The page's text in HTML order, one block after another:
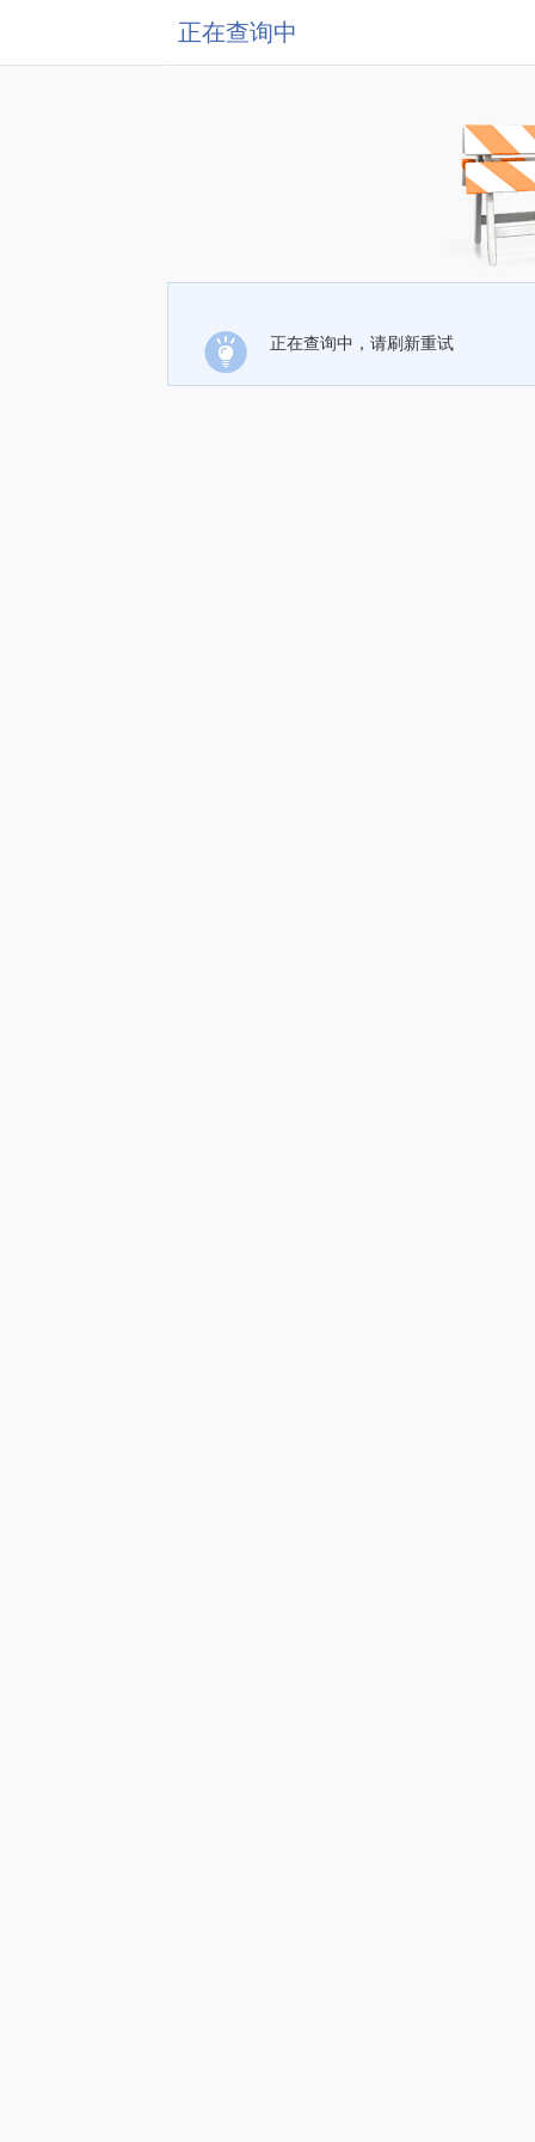
正在查询中
正在查询中，请刷新重试